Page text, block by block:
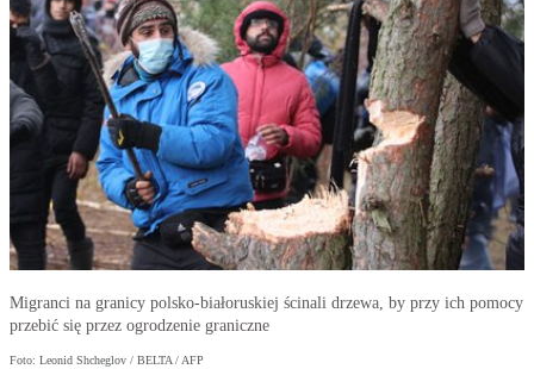
Migranci na granicy polsko-białoruskiej ścinali drzewa, by przy ich pomocy
przebić się przez ogrodzenie graniczne
Foto: Leonid Shcheglov / BELTA / AFP